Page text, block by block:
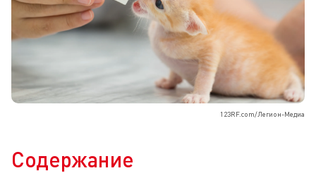
123RF.com/Легион-Медиа
Содержание